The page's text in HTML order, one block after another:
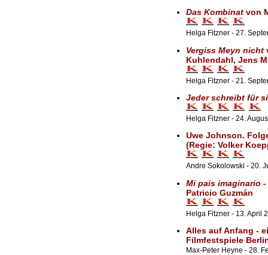
Das Kombinatvon
Helga Fitzner - 27.
Vergiss Meyn nicht
Kuhlendahl, Jens
Helga Fitzner - 21.
Jeder schreibt für
Helga Fitzner - 24.
Uwe Johnson.
(Regie: Volker
Andre Sokolowski - 20.
Mi pais imaginario -
Patricio Guzmán
Helga Fitzner - 13. April
Alles auf Anfang -
Filmfestspiele
Max-Peter Heyne - 28.